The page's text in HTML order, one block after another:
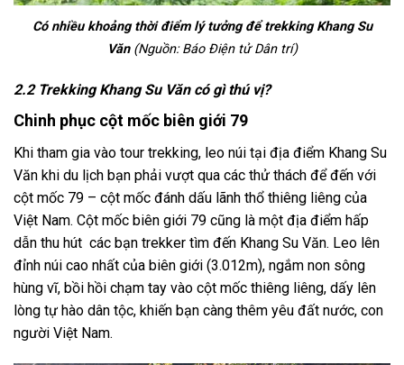
Có nhiều khoảng thời điểm lý tưởng để trekking Khang Su
Văn (Nguồn: Báo Điện tử Dân trí)
2.2 Trekking Khang Su Văn có gì thú vị?
Chinh phục cột mốc biên giới 79
Khi tham gia vào tour trekking, leo núi tại địa điểm Khang Su
Văn khi du lịch bạn phải vượt qua các thử thách để đến với
cột mốc 79 – cột mốc đánh dấu lãnh thổ thiêng liêng của
Việt Nam. Cột mốc biên giới 79 cũng là một địa điểm hấp
dẫn thu hút các bạn trekker tìm đến Khang Su Văn. Leo lên
đỉnh núi cao nhất của biên giới (3.012m), ngắm non sông
hùng vĩ, bồi hồi chạm tay vào cột mốc thiêng liêng, dấy lên
lòng tự hào dân tộc, khiến bạn càng thêm yêu đất nước, con
người Việt Nam.